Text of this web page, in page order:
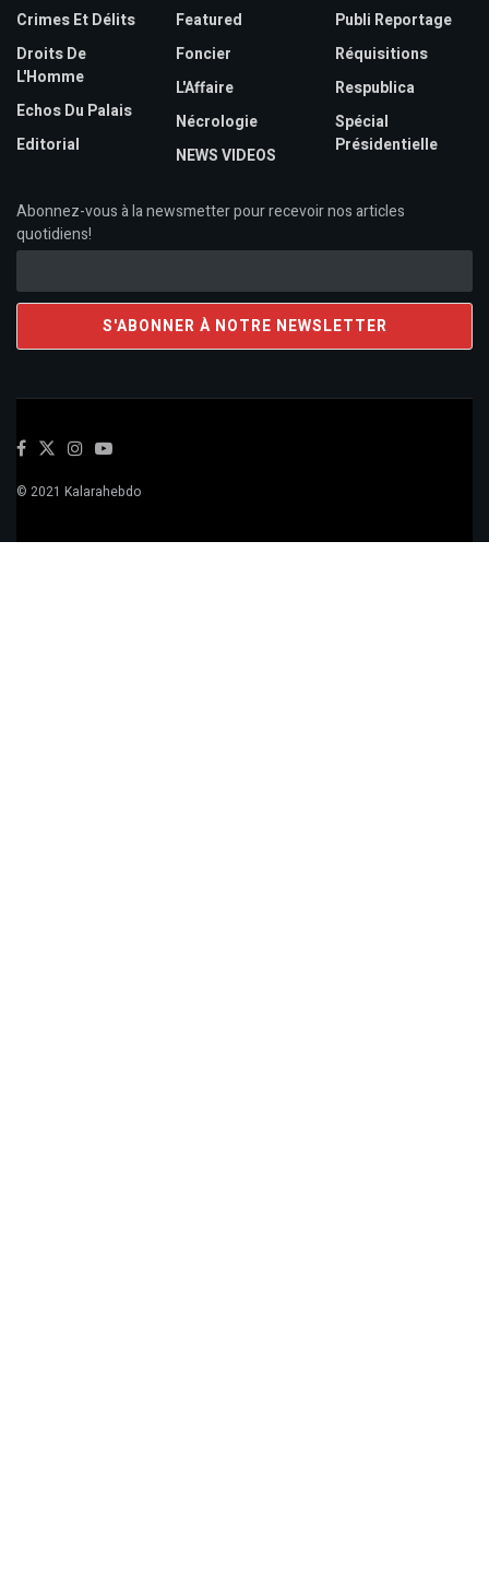
Crimes Et Délits
Droits De
L'Homme
Echos Du Palais
Editorial
Featured
Foncier
L'Affaire
Nécrologie
NEWS VIDEOS
Publi Reportage
Réquisitions
Respublica
Spécial
Présidentielle
Abonnez-vous à la newsmetter pour recevoir nos articles
quotidiens!
© 2021 Kalarahebdo